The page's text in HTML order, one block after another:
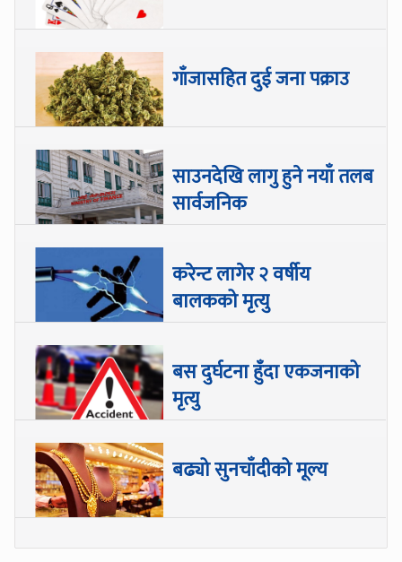
गाँजासहित दुई जना पक्राउ
साउनदेखि लागु हुने नयाँ तलब
सार्वजनिक
करेन्ट लागेर २ वर्षीय
बालकको मृत्यु
बस दुर्घटना हुँदा एकजनाको
मृत्यु
बढ्यो सुनचाँदीको मूल्य